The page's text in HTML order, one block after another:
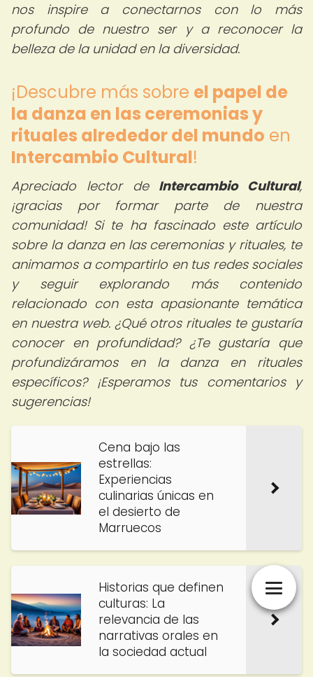
nos inspire a conectarnos con lo más
profundo de nuestro ser y a reconocer la
belleza de la unidad en la diversidad.
¡Descubre más sobre el papel de
la danza en las ceremonias y
rituales alrededor del mundo en
Intercambio Cultural!
Apreciado lector de Intercambio Cultural,
¡gracias por formar parte de nuestra
comunidad! Si te ha fascinado este artículo
sobre la danza en las ceremonias y rituales, te
animamos a compartirlo en tus redes sociales
y seguir explorando más contenido
relacionado con esta apasionante temática
en nuestra web. ¿Qué otros rituales te gustaría
conocer en profundidad? ¿Te gustaría que
profundizáramos en la danza en rituales
específicos? ¡Esperamos tus comentarios y
sugerencias!
Cena bajo las
estrellas:
Experiencias
culinarias únicas en
el desierto de
Marruecos
Historias que definen
culturas: La
relevancia de las
narrativas orales en
la sociedad actual